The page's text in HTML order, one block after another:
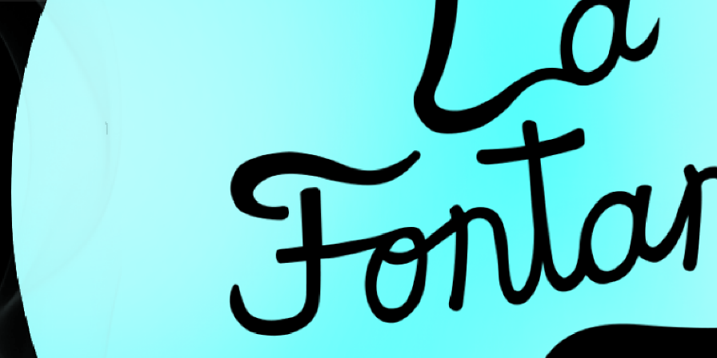
aecenas ornare varius mauris eu commodo. Aenean nibh risus, rhoncus eget consectetur ac.
Consectetur adipiscing elit. Vivamus auctor condimentum sem et gravida. Maecenas id enim
pharetra, sollicitudin dui eget, blandit lorem. Nunc vitae blandit lectus. Donec lacinia magna sit amet
arcu aliquet luctus. Maecenas vehicula metus nisi, nec finibus justo vulputate eget. Pellentesque
felis id erat sodales condimentum. Nam a lectus egestas, fermentum mi in, auctor lacus.
H2 Heading
Vestibulum eleifend gravida neque a bibendum. Vivamus viverra velit non cursus elementum. Donec
amet posuere ipsum. Mauris rutrum sagittis sapien text link. In vitae ipsum eleifend, auctor turpis in,
vestibulum dui. Ut vestibulum, lorem id eleifend mollis, urna augue imperdiet ante, vitae aliquam